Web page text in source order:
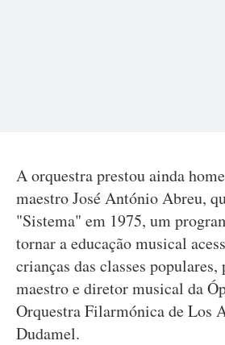
A orquestra prestou ainda
maestro José António Abreu,
"Sistema" em 1975, um
tornar a educação musical
crianças das classes populares,
maestro e diretor musical da
Orquestra Filarmónica de Los
Dudamel.